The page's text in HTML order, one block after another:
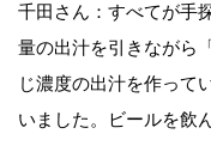
千田さん：すべてが手
量の出汁を引きながら
じ濃度の出汁を作って
いました。ビールを飲